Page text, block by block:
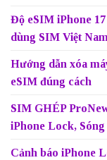
Độ eSIM iPhone
dùng SIM Việt
Hướng dẫn xóa
eSIM đúng cách
SIM GHÉP
iPhone Lock,
Cảnh báo iPhone